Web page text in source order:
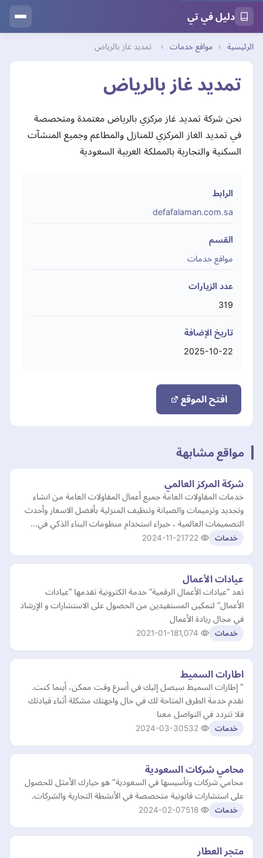
دليل في تي
الرئيسية › مواقع خدمات › تمديد غاز بالرياض
تمديد غاز بالرياض
نحن شركة تمديد غاز مركزي بالرياض معتمدة ومتخصصة
في تمديد الغاز المركزي للمنازل والمطاعم وجميع المنشآت
السكنية والتجارية بالمملكة العربية السعودية
الرابط
defafalaman.com.sa
القسم
مواقع خدمات
عدد الزيارات
319
تاريخ الإضافة
2025-10-22
افتح الموقع
مواقع مشابهة
شركة المركز العالمي
خدمات المقاولات العامة جميع أعمال المقاولات العامة من انشاء
وتجديد وترميمات والصيانة وتنظيف المنزلية بأفضل الاسعار وأحدث
التصميمات العالمية ، خبراء استخدام منظومات البناء الذكي في…
خدمات 2024-11-21
عيادات الأعمال
تعد “عيادات الأعمال الرقمية” خدمة الكترونية تقدمها “عيادات
الأعمال” لتمكين المستفيدين من الحصول على الاستشارات و الإرشاد
في مجال ريادة الأعمال
خدمات 2021-01-18
اطارات السميط
" إطارات السميط سيصل إليك في أسرع وقت ممكن، أينما كنت.
نقدم خدمة الطرق المتاحة لك في حال واجهتك مشكلة أثناء قيادتك
فلا تتردد في التواصل معنا
خدمات 2024-03-30
محامي شركات السعودية
محامي شركات وتأسيسها في السعودية" هو خيارك الأمثل للحصول
على استشارات قانونية متخصصة في الأنشطة التجارية والشركات.
خدمات 2024-02-07
متجر العطار